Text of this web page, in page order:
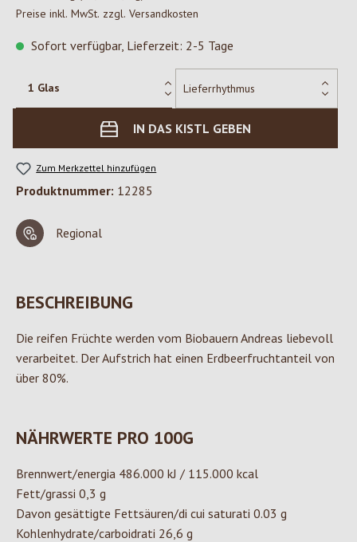
Preise inkl. MwSt. zzgl. Versandkosten
Sofort verfügbar, Lieferzeit: 2-5 Tage
IN DAS KISTL GEBEN
Zum Merkzettel hinzufügen
Produktnummer: 12285
Regional
BESCHREIBUNG
Die reifen Früchte werden vom Biobauern Andreas liebevoll
verarbeitet. Der Aufstrich hat einen Erdbeerfruchtanteil von
über 80%.
NÄHRWERTE PRO 100G
Brennwert/energia 486.000 kJ / 115.000 kcal
Fett/grassi 0,3 g
Davon gesättigte Fettsäuren/di cui saturati 0.03 g
Kohlenhydrate/carboidrati 26,6 g